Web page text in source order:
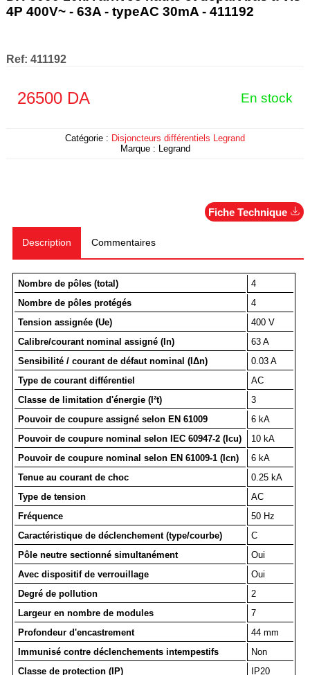
4P 400V~ - 63A - typeAC 30mA - 411192
Ref: 411192
26500DA En stock
Catégorie : Disjoncteurs différentiels Legrand
Marque : Legrand
Fiche Technique
Description Commentaires
Nombre de pôles (total)
4
Nombre de pôles protégés
4
Tension assignée (Ue)
400 V
Calibre/courant nominal assigné (In)
63 A
Sensibilité / courant de défaut nominal (IΔn)
0.03 A
Type de courant différentiel
AC
Classe de limitation d'énergie (I²t)
3
Pouvoir de coupure assigné selon EN 61009
6 kA
Pouvoir de coupure nominal selon IEC 60947-2 (Icu)
10 kA
Pouvoir de coupure nominal selon EN 61009-1 (Icn)
6 kA
Tenue au courant de choc
0.25 kA
Type de tension
AC
Fréquence
50 Hz
Caractéristique de déclenchement (type/courbe)
C
Pôle neutre sectionné simultanément
Oui
Avec dispositif de verrouillage
Oui
Degré de pollution
2
Largeur en nombre de modules
7
Profondeur d'encastrement
44 mm
Immunisé contre déclenchements intempestifs
Non
Classe de protection (IP)
IP20